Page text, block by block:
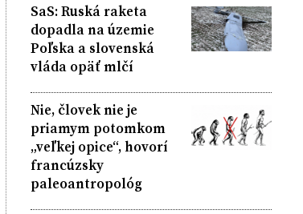
SaS: Ruská raketa
dopadla na územie
Poľska a slovenská
vláda opäť mlčí
Nie, človek nie je
priamym potomkom
„veľkej opice“, hovorí
francúzsky
paleoantropológ